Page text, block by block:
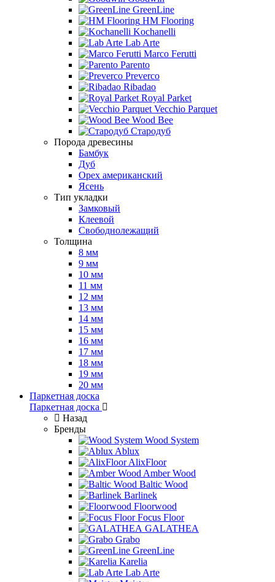
GreenLine
HM Flooring
Kochanelli
Lab Arte
Marco Ferutti
Parento
Preverco
Ribadao
Royal Parket
Vecchio Parquet
Wood Bee
Стародуб
Порода древесины
Бамбук
Дуб
Орех американский
Ясень
Тип укладки
Замковый
Клеевой
Свободнолежащий
Толщина
8 мм
9 мм
10 мм
11 мм
12 мм
13 мм
14 мм
15 мм
16 мм
17 мм
18 мм
19 мм
20 мм
Паркетная доска
Паркетная доска
Назад
Бренды
Wood System
Ablux
AlixFloor
Amber Wood
Baltic Wood
Barlinek
Floorwood
Focus Floor
GALATHEA
Grabo
GreenLine
Karelia
Lab Arte